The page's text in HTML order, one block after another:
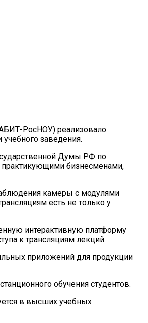
РосНОУ) реализовало
заведения.
Думы РФ по
практикующими бизнесменами,
камеры с модулями
есть не только у
интерактивную платформу
к трансляциям лекций.
приложений для продукции
обучения студентов.
в высших учебных